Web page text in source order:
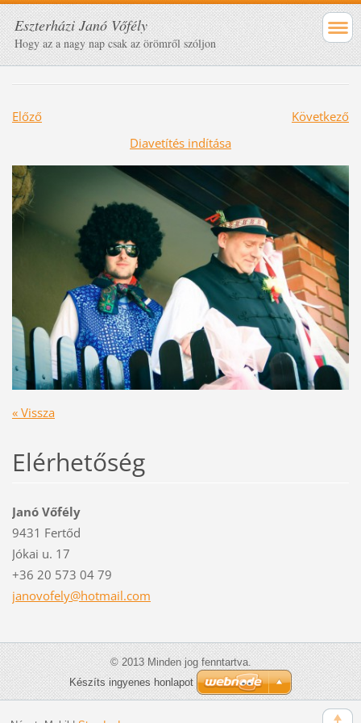
Eszterházi Janó Vőfély
Hogy az a nagy nap csak az örömről szóljon
Előző
Következő
Diavetítés indítása
« Vissza
Elérhetőség
Janó Vőfély
9431 Fertőd
Jókai u. 17
+36 20 573 04 79
janovofely@hotmail.com
© 2013 Minden jog fenntartva.
Készíts ingyenes honlapot